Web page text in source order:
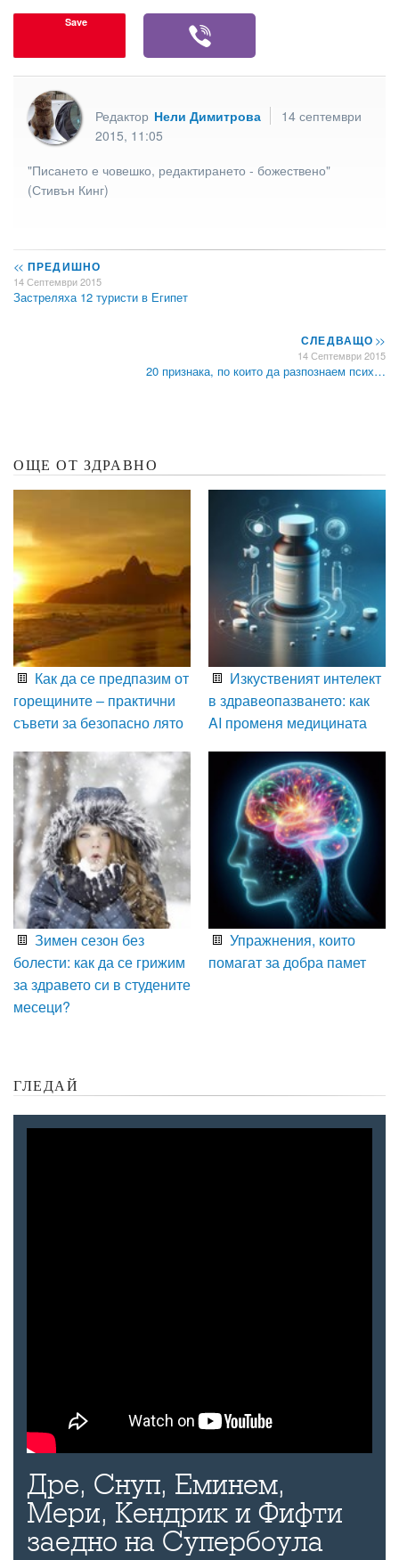
Save
Редактор Нели Димитрова
14 септември
2015, 11:05
"Писането е човешко, редактирането - божествено"
(Стивън Кинг)
<< ПРЕДИШНО
14 Септември 2015
Застреляха 12 туристи в Египет
СЛЕДВАЩО>>
14 Септември 2015
20 признака, по които да разпознаем псих…
ОЩЕ ОТ ЗДРАВНО
Как да се предпазим от
горещините – практични
съвети за безопасно лято
Изкуственият интелект
в здравеопазването: как
AI променя медицината
Зимен сезон без
болести: как да се грижим
за здравето си в студените
месеци?
Упражнения, които
помагат за добра памет
ГЛЕДАЙ
Дре, Снуп, Еминем,
Мери, Кендрик и Фифти
заедно на Супербоула